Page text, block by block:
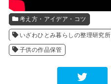
考え方・アイデア・コツ
いざわひとみ暮らしの整理研究所
子供の作品保管